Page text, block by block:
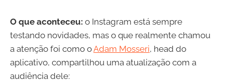
O que aconteceu: o Instagram está sempre
testando novidades, mas o que realmente chamou
a atenção foi como oAdam Mosseri, head do
aplicativo, compartilhou uma atualização com a
audiência dele: